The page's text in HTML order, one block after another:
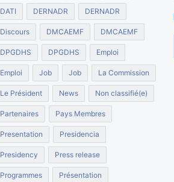
DATI DERNADR DERNADR
Discours DMCAEMF DMCAEMF
DPGDHS DPGDHS Emploi
Emploi Job Job La Commission
Le Président News Non classifié(e)
Partenaires Pays Membres
Presentation Presidencia
Presidency Press release
Programmes Présentation